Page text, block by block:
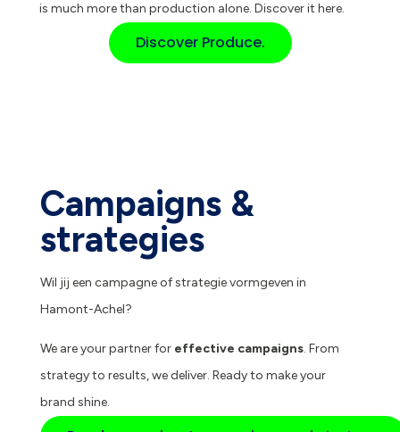
is much more than production alone. Discover it here.
Discover Produce.
Campaigns &
strategies
Wil jij een campagne of strategie vormgeven in
Hamont-Achel?
We are your partner for effective campaigns. From
strategy to results, we deliver. Ready to make your
brand shine.